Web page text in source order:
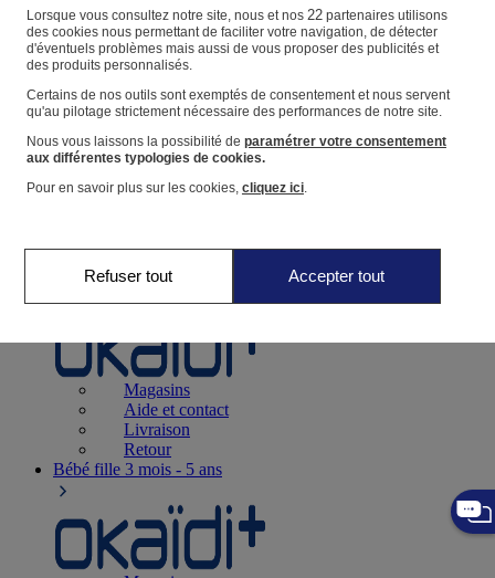
Magasin
Vos informations personnelles
Suivre une commande
Panier
Favoris
Naissance0-12 mois
Magasins
Aide et contact
Livraison
Retour
Bébé fille 3 mois - 5 ans
Lorsque vous consultez notre site, nous et nos 22partenaires utilisons
des cookies nous permettant de faciliter votre navigation, de détecter
d'éventuels problèmes mais aussi de vous proposer des publicités et
des produits personnalisés.
Certains de nos outils sont exemptés de consentement et nous servent
qu'au pilotage strictement nécessaire des performances de notre site.
Nous vous laissons la possibilité de paramétrer votre consentement
aux différentes typologies de cookies.
Pour en savoir plus sur les cookies, cliquez ici.
Refuser tout Accepter tout